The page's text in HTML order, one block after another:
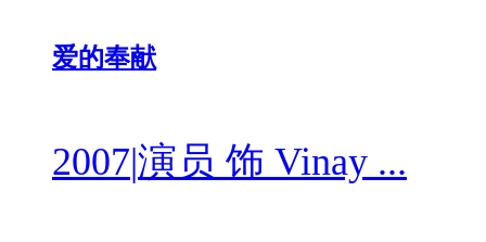
爱的奉献
2007|演员 饰 Vinay ...